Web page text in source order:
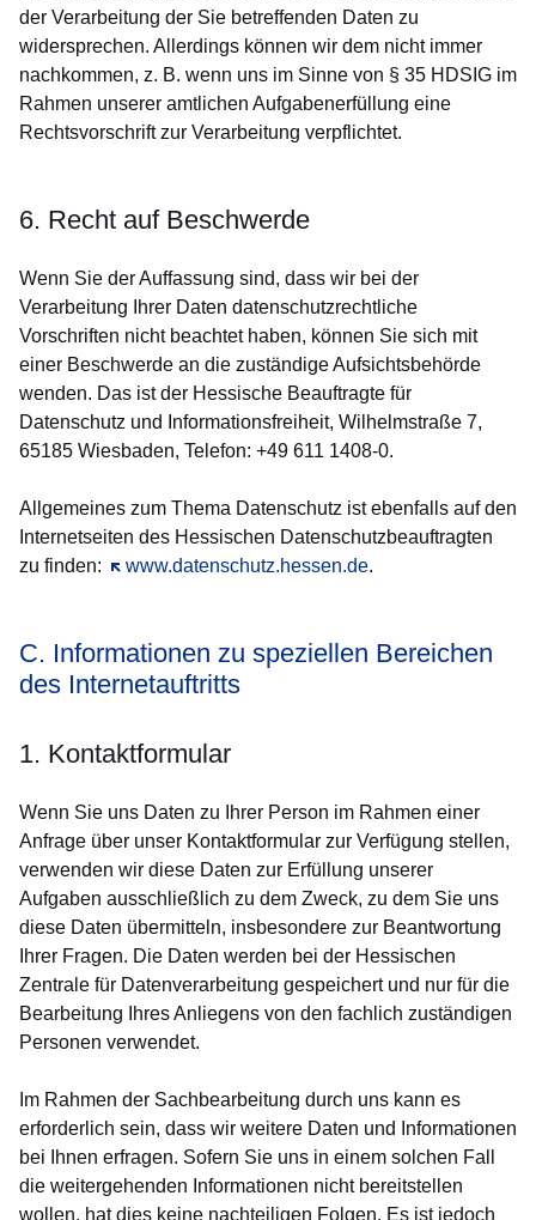
der Verarbeitung der Sie betreffenden Daten zu
widersprechen. Allerdings können wir dem nicht immer
nachkommen, z. B. wenn uns im Sinne von § 35 HDSIG im
Rahmen unserer amtlichen Aufgabenerfüllung eine
Rechtsvorschrift zur Verarbeitung verpflichtet.
6. Recht auf Beschwerde
Wenn Sie der Auffassung sind, dass wir bei der
Verarbeitung Ihrer Daten datenschutzrechtliche
Vorschriften nicht beachtet haben, können Sie sich mit
einer Beschwerde an die zuständige Aufsichtsbehörde
wenden. Das ist der Hessische Beauftragte für
Datenschutz und Informationsfreiheit, Wilhelmstraße 7,
65185 Wiesbaden, Telefon: +49 611 1408-0.
Allgemeines zum Thema Datenschutz ist ebenfalls auf den
Internetseiten des Hessischen Datenschutzbeauftragten
zu finden:
www.datenschutz.hessen.de
Öffnet sich in einem neuen Fenster
.
C. Informationen zu speziellen Bereichen
des Internetauftritts
1. Kontaktformular
Wenn Sie uns Daten zu Ihrer Person im Rahmen einer
Anfrage über unser Kontaktformular zur Verfügung stellen,
verwenden wir diese Daten zur Erfüllung unserer
Aufgaben ausschließlich zu dem Zweck, zu dem Sie uns
diese Daten übermitteln, insbesondere zur Beantwortung
Ihrer Fragen. Die Daten werden bei der Hessischen
Zentrale für Datenverarbeitung gespeichert und nur für die
Bearbeitung Ihres Anliegens von den fachlich zuständigen
Personen verwendet.
Im Rahmen der Sachbearbeitung durch uns kann es
erforderlich sein, dass wir weitere Daten und Informationen
bei Ihnen erfragen. Sofern Sie uns in einem solchen Fall
die weitergehenden Informationen nicht bereitstellen
wollen, hat dies keine nachteiligen Folgen. Es ist jedoch